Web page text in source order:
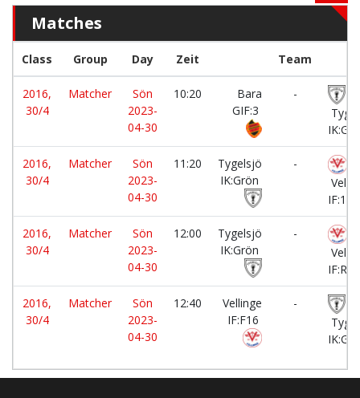
Matches
Class Group Day Zeit Team
2016,
30/4
Matcher
Sön
2023-
04-30
10:20
Bara
GIF:3
-
2016,
30/4
Matcher
Sön
2023-
04-30
11:20
Tygelsjö
IK:Grön
-
IF:1
2016,
30/4
Matcher
Sön
2023-
04-30
12:00
Tygelsjö
IK:Grön
-
IF:Röd
2016,
30/4
Matcher
Sön
2023-
04-30
12:40
Vellinge
IF:F16
-